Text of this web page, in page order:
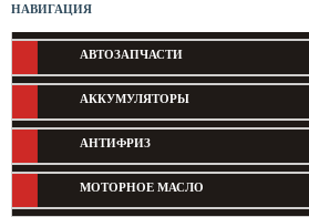
НАВИГАЦИЯ
АВТОЗАПЧАСТИ
АККУМУЛЯТОРЫ
АНТИФРИЗ
МОТОРНОЕ МАСЛО